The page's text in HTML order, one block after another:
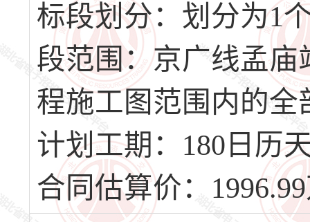
标段划分：划分为1
段范围：京广线孟
程施工图范围内的全
计划工期：180日历
合同估算价：